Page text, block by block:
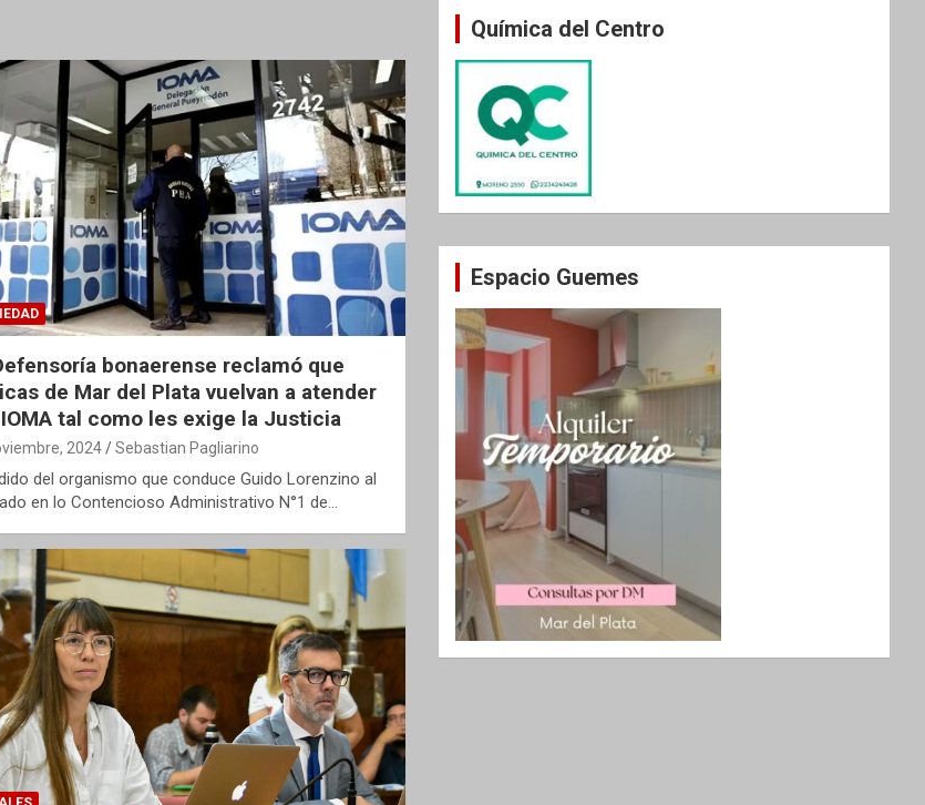
bonaerense reclamó que
de Mar del Plata vuelvan a atender
tal como les exige la Justicia
2024 Sebastian Pagliarino
del organismo que conduce Guido Lorenzino al
en lo Contencioso Administrativo N°1 de…
Química del Centro
Espacio Guemes